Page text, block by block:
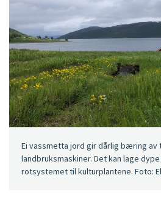
Ei vassmetta jord gir dårlig bæring av
landbruksmaskiner. Det kan lage
rotsystemet til kulturplantene. Foto: